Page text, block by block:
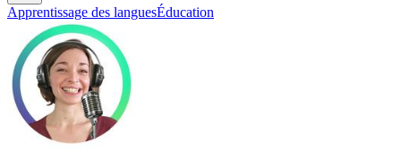
Apprentissage des languesÉducation